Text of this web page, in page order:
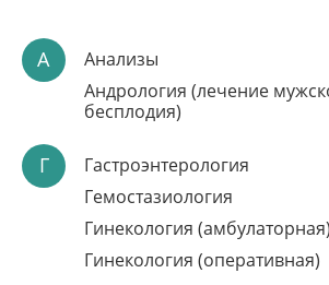
ОПЕРАЦИЯ ПРИ
ВАЛЬГУСНОЙ
ДЕФОРМАЦИИ
СТОПЫ
Опытный хирург, кандидат
А
Анализы
Андрология (лечение
бесплодия)
Г
Гастроэнтерология
Гемостазиология
Гинекология (амбулаторная)
Гинекология (оперативная)